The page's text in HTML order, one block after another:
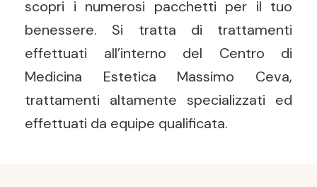
scopri i numerosi pacchetti per il tuo
benessere. Si tratta di trattamenti
effettuati all’interno del Centro di
Medicina Estetica Massimo Ceva,
trattamenti altamente specializzati ed
effettuati da equipe qualificata.